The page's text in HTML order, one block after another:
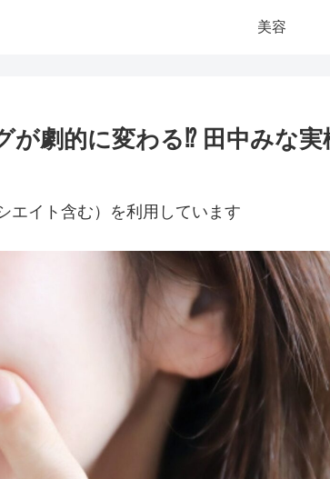
美容
が劇的に変わる⁉ 田中みな実
エイト含む）を利用しています